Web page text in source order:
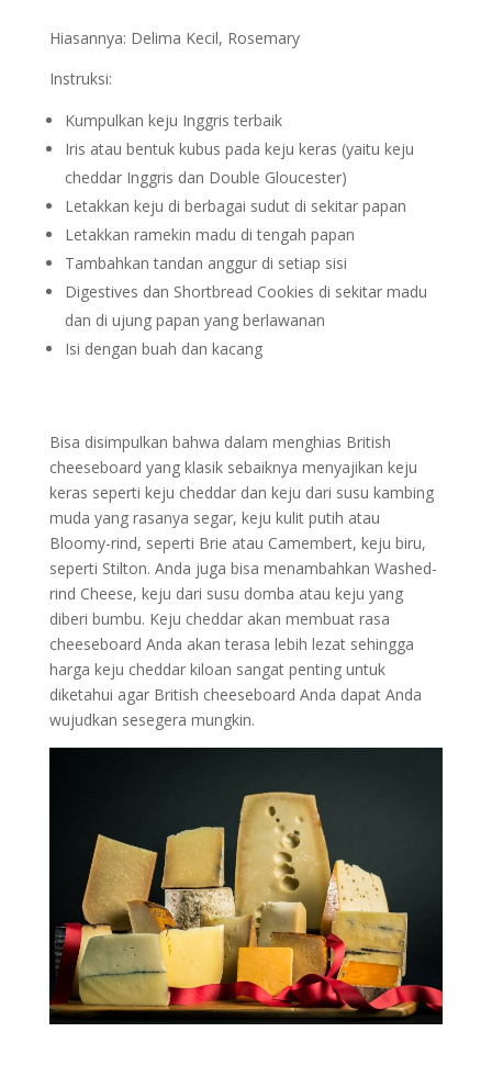
Hiasannya: Delima Kecil, Rosemary
Instruksi:
Kumpulkan keju Inggris terbaik
Iris atau bentuk kubus pada keju keras (yaitu keju
cheddar Inggris dan Double Gloucester)
Letakkan keju di berbagai sudut di sekitar papan
Letakkan ramekin madu di tengah papan
Tambahkan tandan anggur di setiap sisi
Digestives dan Shortbread Cookies di sekitar madu
dan di ujung papan yang berlawanan
Isi dengan buah dan kacang
Bisa disimpulkan bahwa dalam menghias British
cheeseboard yang klasik sebaiknya menyajikan keju
keras seperti keju cheddar dan keju dari susu kambing
muda yang rasanya segar, keju kulit putih atau
Bloomy-rind, seperti Brie atau Camembert, keju biru,
seperti Stilton. Anda juga bisa menambahkan Washed-
rind Cheese, keju dari susu domba atau keju yang
diberi bumbu. Keju cheddar akan membuat rasa
cheeseboard Anda akan terasa lebih lezat sehingga
harga keju cheddar kiloan sangat penting untuk
diketahui agar British cheeseboard Anda dapat Anda
wujudkan sesegera mungkin.